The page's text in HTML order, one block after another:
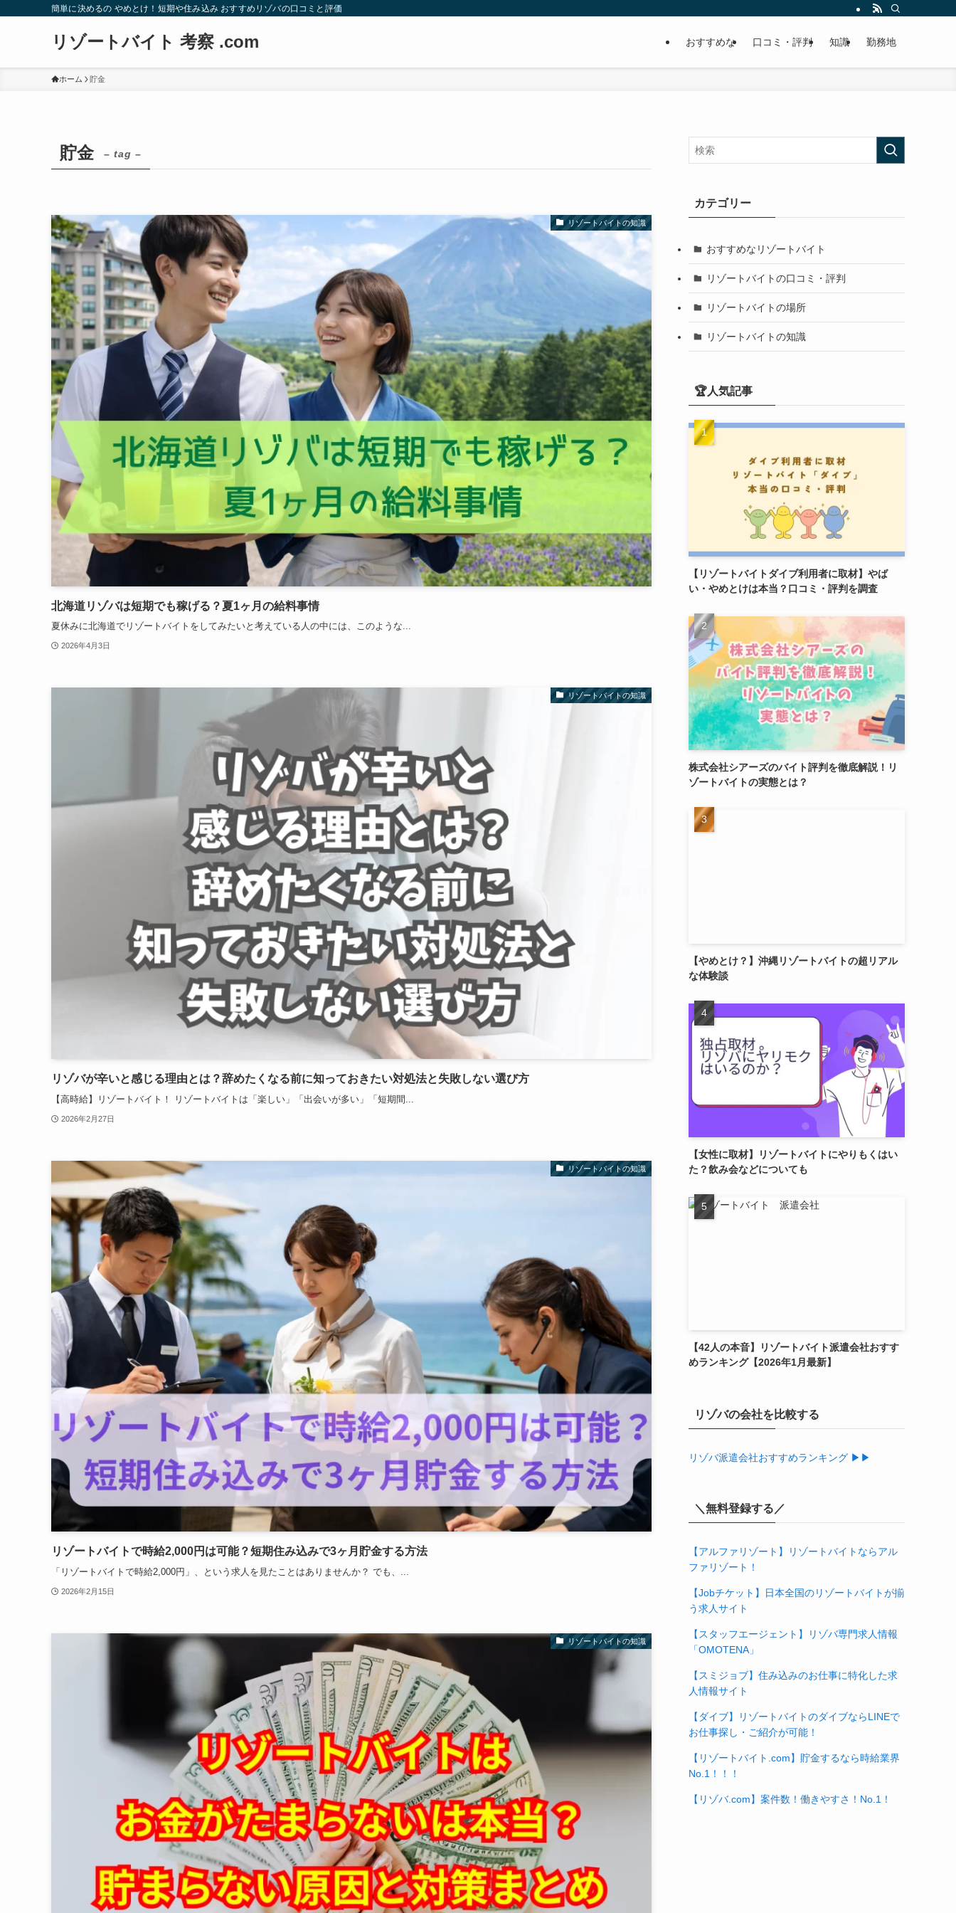
簡単に決めるの やめとけ！短期や住み込み おすすめリゾバの口コミと評価
リゾートバイト 考察 .com おすすめな 口コミ・評判 知識 勤務地
ホーム 貯金
貯金 – tag –
リゾートバイトの知識
北海道リゾバは短期でも稼げる？夏1ヶ月の給料事情
夏休みに北海道でリゾートバイトをしてみたいと考えている人の中には、このような...
2026年4月3日
リゾートバイトの知識
リゾバが辛いと感じる理由とは？辞めたくなる前に知っておきたい対処法と失敗しない選び方
【高時給】リゾートバイト！ リゾートバイトは「楽しい」「出会いが多い」「短期間...
2026年2月27日
リゾートバイトの知識
リゾートバイトで時給2,000円は可能？短期住み込みで3ヶ月貯金する方法
「リゾートバイトで時給2,000円」、という求人を見たことはありませんか？ でも、...
2026年2月15日
リゾートバイトの知識
カテゴリー
おすすめなリゾートバイト
リゾートバイトの口コミ・評判
リゾートバイトの場所
リゾートバイトの知識
🏆人気記事
【リゾートバイトダイブ利用者に取材】やば
い・やめとけは本当？口コミ・評判を調査
株式会社シアーズのバイト評判を徹底解説！リ
ゾートバイトの実態とは？
【やめとけ？】沖縄リゾートバイトの超リアル
な体験談
【女性に取材】リゾートバイトにやりもくはい
た？飲み会などについても
【42人の本音】リゾートバイト派遣会社おすす
めランキング【2026年1月最新】
リゾバの会社を比較する
リゾバ派遣会社おすすめランキング ▶▶
＼無料登録する／
【アルファリゾート】リゾートバイトならアル
ファリゾート！
【Jobチケット】日本全国のリゾートバイトが揃
う求人サイト
【スタッフエージェント】リゾバ専門求人情報
「OMOTENA」
【スミジョブ】住み込みのお仕事に特化した求
人情報サイト
【ダイブ】リゾートバイトのダイブならLINEで
お仕事探し・ご紹介が可能！
【リゾートバイト.com】貯金するなら時給業界
No.1！！！
【リゾバ.com】案件数！働きやすさ！No.1！